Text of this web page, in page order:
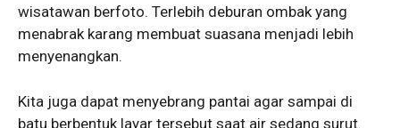
wisatawan berfoto. Terlebih deburan ombak yang
menabrak karang membuat suasana menjadi lebih
menyenangkan.
Kita juga dapat menyebrang pantai agar sampai di
batu berbentuk layar tersebut saat air sedang surut.